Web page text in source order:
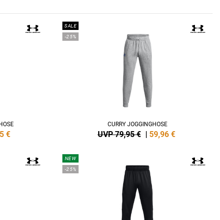
€
SALE
-25%
CURRY JOGGINGHOSE
UVP 79,95 € | 59,96 €
NEW
-25%